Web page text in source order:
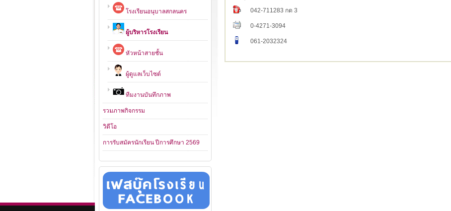
042-711283 กด 3
0-4271-3094
061-2032324
โรงเรียนอนุบาลสกลนคร
ผู้บริหารโรงเรียน
หัวหน้าสายชั้น
ผู้ดูแลเว็บไซต์
ทีมงานบันทึกภาพ
รวมภาพกิจกรรม
วิดีโอ
การรับสมัครนักเรียน ปีการศึกษา 2569